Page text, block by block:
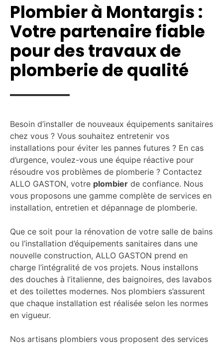
Plombier à Montargis :
Votre partenaire fiable
pour des travaux de
plomberie de qualité
Besoin d’installer de nouveaux équipements sanitaires
chez vous ? Vous souhaitez entretenir vos
installations pour éviter les pannes futures ? En cas
d’urgence, voulez-vous une équipe réactive pour
résoudre vos problèmes de plomberie ? Contactez
ALLO GASTON, votre plombier de confiance. Nous
vous proposons une gamme complète de services en
installation, entretien et dépannage de plomberie.
Que ce soit pour la rénovation de votre salle de bains
ou l’installation d’équipements sanitaires dans une
nouvelle construction, ALLO GASTON prend en
charge l’intégralité de vos projets. Nous installons
des douches à l’italienne, des baignoires, des lavabos
et des toilettes modernes. Nos plombiers s’assurent
que chaque installation est réalisée selon les normes
en vigueur.
Nos artisans plombiers vous proposent des services